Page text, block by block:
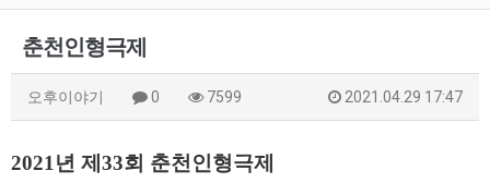
춘천인형극제
오후이야기 0 7599 2021.04.29 17:47
2021년 제33회 춘천인형극제